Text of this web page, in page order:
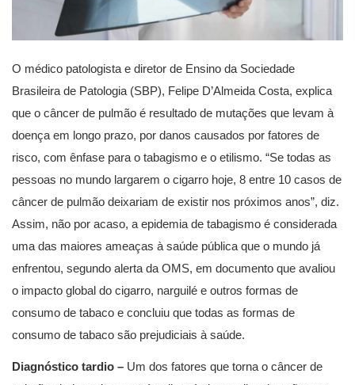
O médico patologista e diretor de Ensino da Sociedade
Brasileira de Patologia (SBP), Felipe D’Almeida Costa, explica
que o câncer de pulmão é resultado de mutações que levam à
doença em longo prazo, por danos causados por fatores de
risco, com ênfase para o tabagismo e o etilismo. “Se todas as
pessoas no mundo largarem o cigarro hoje, 8 entre 10 casos de
câncer de pulmão deixariam de existir nos próximos anos”, diz.
Assim, não por acaso, a epidemia de tabagismo é considerada
uma das maiores ameaças à saúde pública que o mundo já
enfrentou, segundo alerta da OMS, em documento que avaliou
o impacto global do cigarro, narguilé e outros formas de
consumo de tabaco e concluiu que todas as formas de
consumo de tabaco são prejudiciais à saúde.
Diagnóstico tardio – Um dos fatores que torna o câncer de